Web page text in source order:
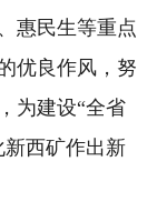
惠民生等重点
优良作风，努
为建设“全省
西矿作出新